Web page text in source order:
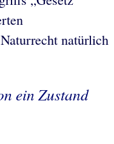
natürlich
ein Zustand